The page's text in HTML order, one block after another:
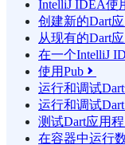
IntelliJ IDEA使
创建新的Dart
从现有的Dart
在一个IntelliJ
使用Pub 
运行和调试
运行和调试
测试Dart应用
在容器中运行